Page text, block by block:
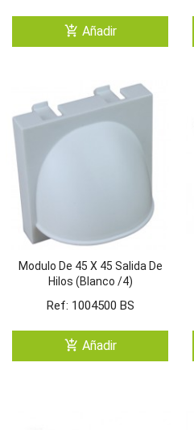
add_shopping_cart Añadir
Modulo De 45 X 45 Salida De
Hilos (Blanco /4)
Ref: 1004500 BS
add_shopping_cart Añadir